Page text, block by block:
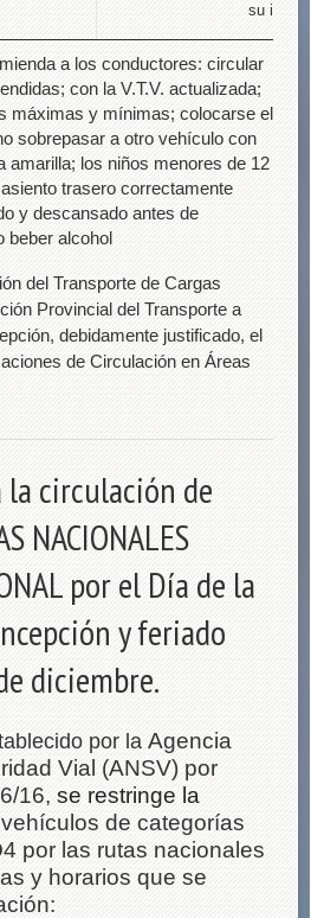
su
a los conductores: circular
con la V.T.V. actualizada;
máximas y mínimas; colocarse el
sobrepasar a otro vehículo con
amarilla; los niños menores de 12
trasero correctamente
y descansado antes de
beber alcohol
del Transporte de Cargas
Provincial del Transporte a
debidamente justificado, el
de Circulación en Áreas
la circulación de
NACIONALES
por el Día de la
y feriado
diciembre.
por la Agencia
Vial (ANSV) por
16, se restringe la
vehículos de categorías
por las rutas nacionales
y horarios que se